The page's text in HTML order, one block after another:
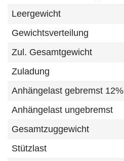
Leergewicht
Gewichtsverteilung
Zul. Gesamtgewicht
Zuladung
Anhängelast gebremst 12%
Anhängelast ungebremst
Gesamtzuggewicht
Stützlast